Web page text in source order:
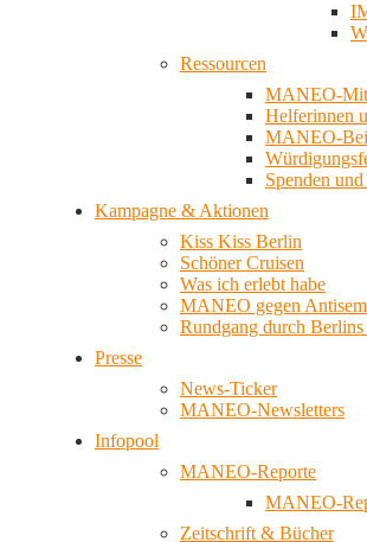
Ressourcen
MANEO-
Helferinnen
MANEO-
Spenden
Kampagne & Aktionen
Kiss Kiss Berlin
Schöner Cruisen
Was ich erlebt habe
MANEO gegen
Rundgang durch
Presse
News-Ticker
MANEO-Newsletters
Infopool
MANEO-Reporte
MANEO-
Zeitschrift & Bücher